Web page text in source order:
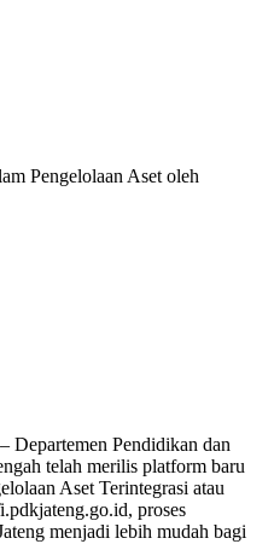
– Departemen Pendidikan dan
telah merilis platform baru
Aset Terintegrasi atau
proses
menjadi lebih mudah bagi